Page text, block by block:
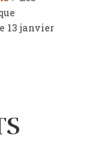
13 janvier